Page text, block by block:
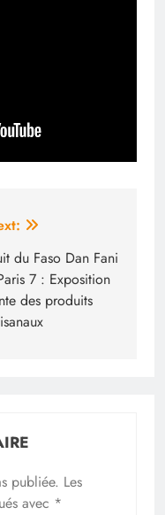
du Faso Dan Fani
7 : Exposition
des produits
publiée. Les
avec *